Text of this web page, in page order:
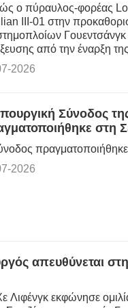
ο πύραυλος-φορέας
III-01 στην
από την έναρξη
2026
Σύνοδος
στη
πραγματοποιήθηκε
2026
απευθύνεται
εκφώνησε